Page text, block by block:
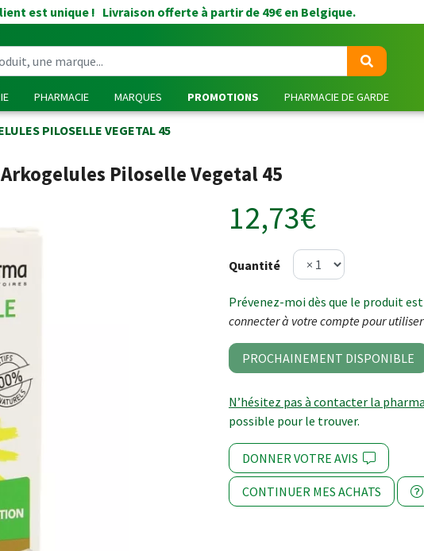
est unique ! Livraison offerte à partir de 49€ en Belgique.
PHARMACIE MARQUES PROMOTIONS PHARMACIE DE GARDE
PILOSELLE VEGETAL 45
Arkogelules Piloselle Vegetal 45
12,73€
Quantité
Prévenez-moi dès que le produit
connecter à votre compte pour
PROCHAINEMENT DISPONIBLE
N’hésitez pas à contacter la
possible pour le trouver.
DONNER VOTRE AVIS
CONTINUER MES ACHATS